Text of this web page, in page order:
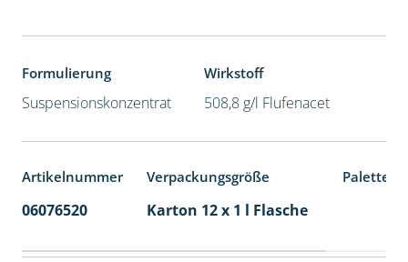
Formulierung
Suspensionskonzentrat
Wirkstoff
508,8 g/l Flufenacet
Artikelnummer Verpackungsgröße
06076520 Karton 12 x 1 l Flasche